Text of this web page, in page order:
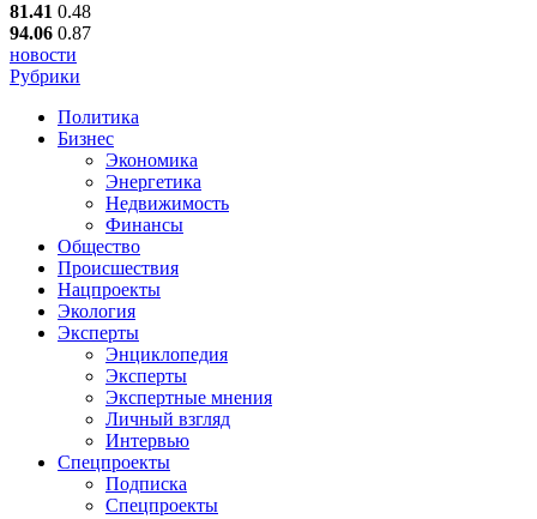
81.41 0.48
94.06 0.87
новости
Рубрики
Политика
Бизнес
Экономика
Энергетика
Недвижимость
Финансы
Общество
Происшествия
Нацпроекты
Экология
Эксперты
Энциклопедия
Эксперты
Экспертные мнения
Личный взгляд
Интервью
Спецпроекты
Подписка
Спецпроекты